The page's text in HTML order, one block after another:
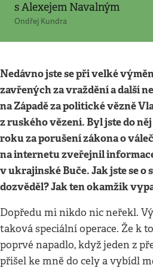
s Alexejem Navalným
Ondřej Kundra
Nedávno jste se při velké
zavřených za vraždění a další
na Západě za politické vězně
z ruského vězení. Byl jste do
roku za porušení zákona o
na internetu zveřejnil
v ukrajinské Buče. Jak jste se o
dozvěděl? Jak ten okamžik
Dopředu mi nikdo nic neřekl.
taková speciální operace. Že k
poprvé napadlo, když jeden z
přišel ke mně do cely a vybídl